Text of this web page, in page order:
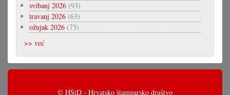
svibanj 2026 (93)
travanj 2026 (63)
ožujak 2026 (73)
>> već
© HŠtD - Hrvatsko štamparsko društvo